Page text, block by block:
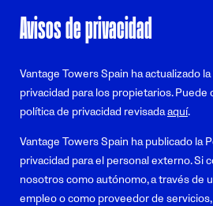
Avisos de privacidad
Vantage Towers Spain ha actualizado
privacidad para los propietarios. Puede
política de privacidad revisadaaquí.
Vantage Towers Spain ha publicado la
privacidad para el personal externo. Si
nosotros como autónomo, a través de
empleo o como proveedor de